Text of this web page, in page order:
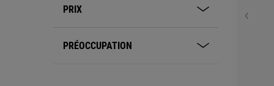
PRIX
PRÉOCCUPATION